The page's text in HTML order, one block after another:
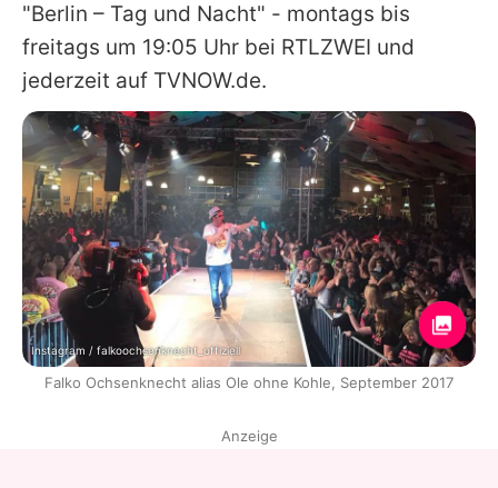
"Berlin – Tag und Nacht" - montags bis
freitags um 19:05 Uhr bei RTLZWEI und
jederzeit auf TVNOW.de.
Instagram / falkoochsenknecht_offiziell
Falko Ochsenknecht alias Ole ohne Kohle, September 2017
Anzeige